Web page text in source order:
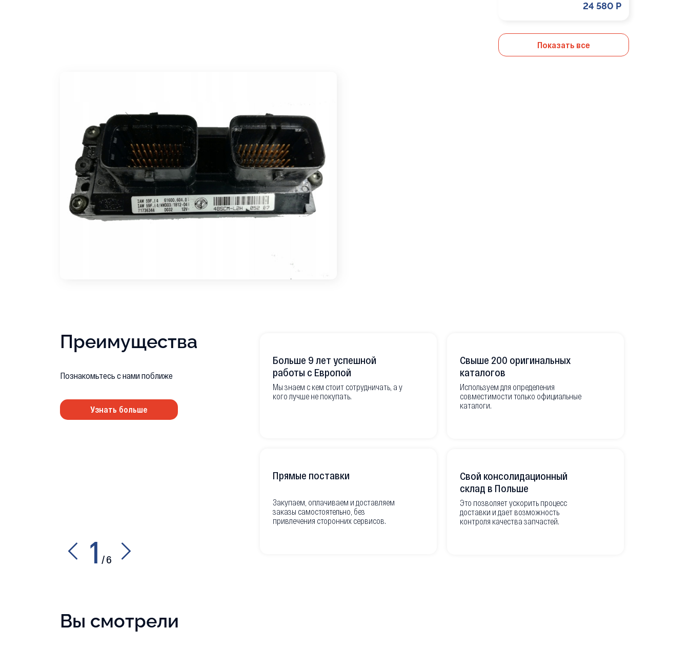
24 580 Р
Показать все
Преимущества
Познакомьтесь с нами поближе
Узнать больше
1 /6
Больше 9 лет успешной
работы с Европой
Мы знаем с кем стоит сотрудничать, а у
кого лучше не покупать.
Прямые поставки
Закупаем, оплачиваем и доставляем
заказы самостоятельно, без
привлечения сторонних сервисов.
Свыше 200 оригинальных
каталогов
Используем для определения
совместимости только официальные
каталоги.
Свой консолидационный
склад в Польше
Это позволяет ускорить процесс
доставки и дает возможность
контроля качества запчастей.
Вы смотрели